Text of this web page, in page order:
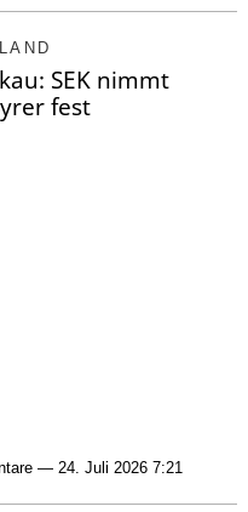
SEK nimmt
fest
— 24. Juli 2026 7:21